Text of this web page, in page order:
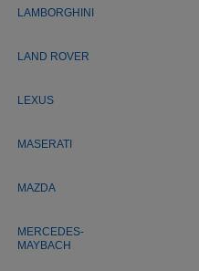
LAMBORGHINI
LAND ROVER
LEXUS
MASERATI
MAZDA
MERCEDES-
MAYBACH